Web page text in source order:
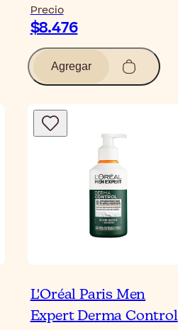
Precio
$8.476
Agregar
L'Oréal Paris Men
Expert Derma Control